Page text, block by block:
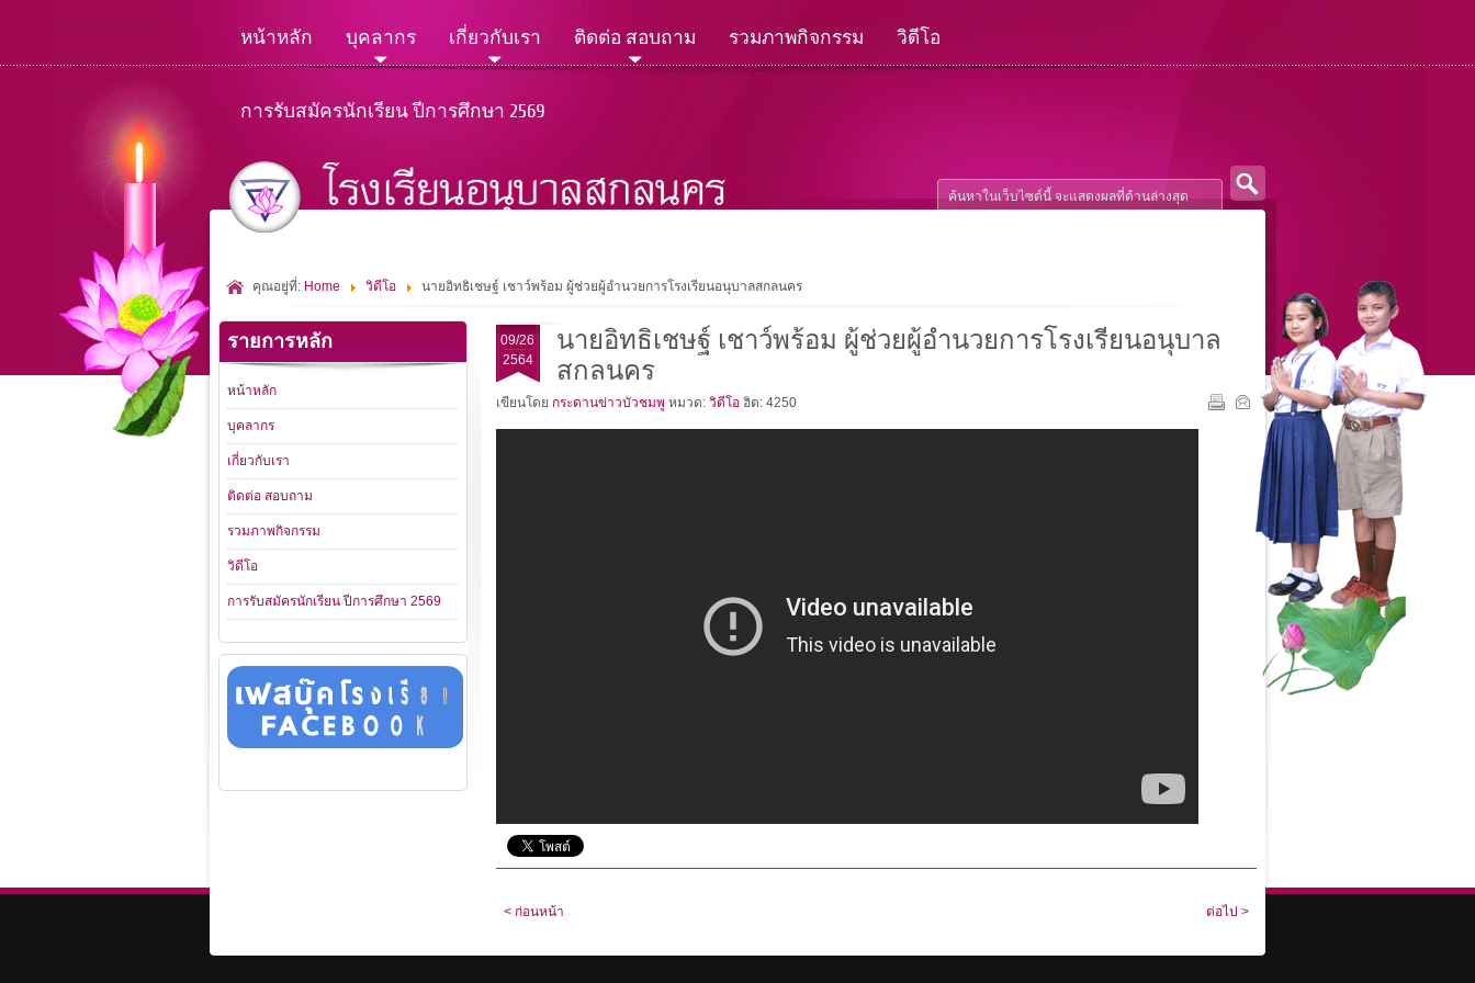
หน้าหลัก บุคลากร เกี่ยวกับเรา ติดต่อ สอบถาม รวมภาพกิจกรรม วิดีโอ
การรับสมัครนักเรียน ปีการศึกษา 2569
คุณอยู่ที่: Home วิดีโอ นายอิทธิเชษฐ์ เชาว์พร้อม ผู้ช่วยผู้อำนวยการโรงเรียนอนุบาลสกลนคร
09/26
2564
นายอิทธิเชษฐ์ เชาว์พร้อม ผู้ช่วยผู้อำนวยการโรงเรียนอนุบาล
สกลนคร
เขียนโดย กระดานข่าวบัวชมพู หมวด: วิดีโอ ฮิต: 4250
< ก่อนหน้า ต่อไป >
รายการหลัก
หน้าหลัก
บุคลากร
เกี่ยวกับเรา
ติดต่อ สอบถาม
รวมภาพกิจกรรม
วิดีโอ
การรับสมัครนักเรียน ปีการศึกษา 2569